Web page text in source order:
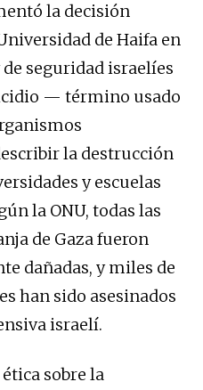
la decisión
de Haifa en
seguridad israelíes
— término usado
la destrucción
y escuelas
la ONU, todas las
de Gaza fueron
dañadas, y miles de
han sido asesinados
israelí.
sobre la